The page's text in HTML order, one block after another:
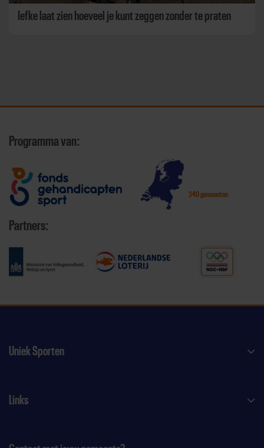
Iefke laat zien hoeveel je kunt zeggen zonder te praten
Programma van:
340 gemeenten
Partners:
Uniek Sporten
Links